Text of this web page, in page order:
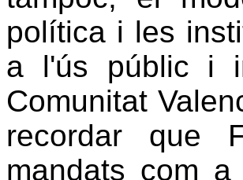
política i les
a l'ús públic i
Comunitat
recordar que
mandats com